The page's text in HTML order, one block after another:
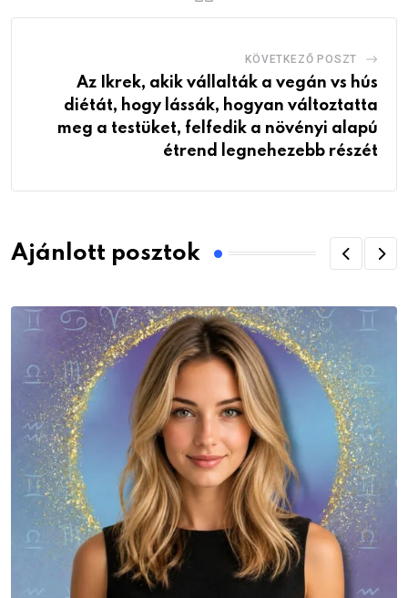
KÖVETKEZŐ POSZT
Az Ikrek, akik vállalták a vegán vs hús
diétát, hogy lássák, hogyan változtatta
meg a testüket, felfedik a növényi alapú
étrend legnehezebb részét
Ajánlott posztok